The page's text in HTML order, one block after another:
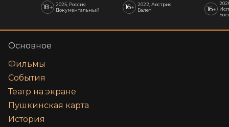
18 + 2025, Россия
Документальный
16+
2022, Австрия
Балет
16+
Основное
Фильмы
События
Театр на экране
Пушкинская карта
История